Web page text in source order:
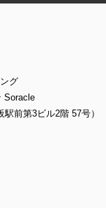
グ
Soracle
前第3ビル2階 57号）